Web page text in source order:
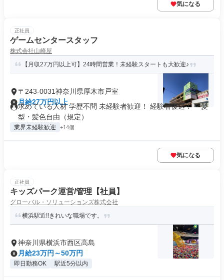
気になる
正社員
ゲームセンタースタッフ
株式会社山崎屋
【月収27万円以上可】24時間営業！未経験スタートも大歓迎♪
〒243-0031神奈川県厚木市戸室
月給27万円以上
求めている人材 学歴不問 未経験者歓迎！ 経験者優遇！ ・髪
型・髪色自由（規定）
業界未経験歓迎 +14個
気になる
正社員
キッズパーク運営/管理【社員】
グローバル・ソリューションズ株式会社
横浜駅近!!きれいな職場です。
神奈川県横浜市西区高島
月給23万円～50万円
即日勤務OK 駅近5分以内